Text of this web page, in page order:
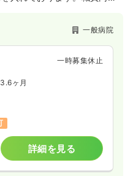
とされる地域密着型病院を
緩和医療ケア・病気予防・
サービスを展開しておりま
築され、法人全体で包括的
一般病院
一時募集休止
ヶ月
詳細を見る